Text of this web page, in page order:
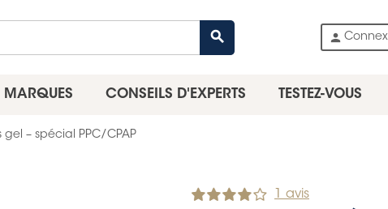
search person
MARQUES CONSEILS D'EXPERTS TESTEZ-VOUS
– spécial PPC/CPAP
1 avis